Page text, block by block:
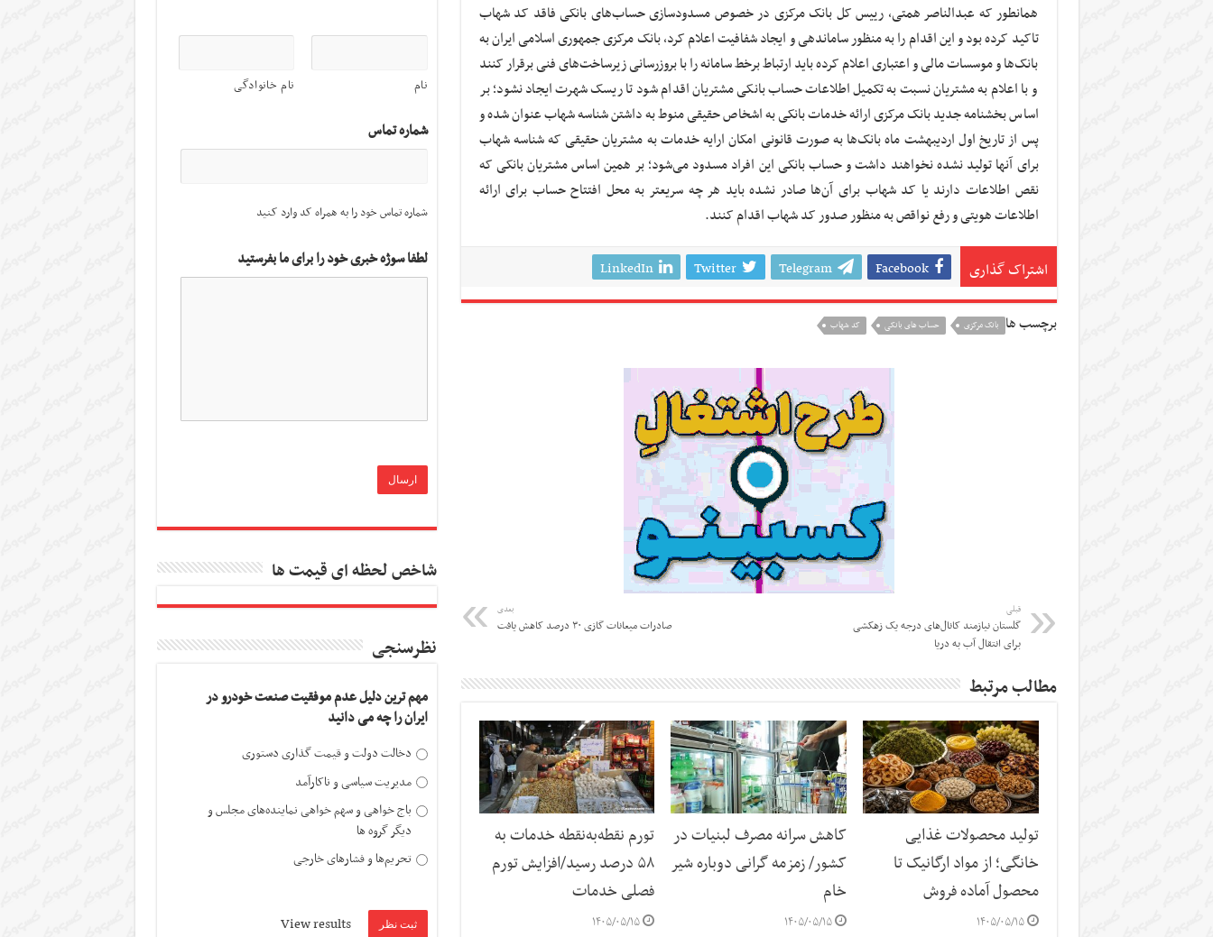
همانطور که عبدالناصر همتی، رییس کل بانک مرکزی در خصوص مسدودسازی حساب‌های بانکی فاقد کد شهاب
تاکید کرده بود و این اقدام را به منظور ساماندهی و ایجاد شفافیت اعلام کرد، بانک مرکزی جمهوری اسلامی ایران به
بانک‌ها و موسسات مالی و اعتباری اعلام کرده باید ارتباط برخط سامانه را با بروزرسانی زیرساخت‌های فنی برقرار کنند
و با اعلام به مشتریان نسبت به تکمیل اطلاعات حساب بانکی مشتریان اقدام شود تا ریسک شهرت ایجاد نشود؛ بر
اساس بخشنامه جدید بانک مرکزی ارائه خدمات بانکی به اشخاص حقیقی منوط به داشتن شناسه شهاب عنوان شده و
پس از تاریخ اول اردیبهشت ماه بانک‌ها به صورت قانونی امکان ارایه خدمات به مشتریان حقیقی که شناسه شهاب
برای آنها تولید نشده نخواهند داشت و حساب بانکی این افراد مسدود می‌شود؛ بر همین اساس مشتریان بانکی که
نقص اطلاعات دارند یا کد شهاب برای آن‌ها صادر نشده باید هر چه سریعتر به محل افتتاح حساب برای ارائه
اطلاعات هویتی و رفع نواقص به منظور صدور کد شهاب اقدام کنند.
اشتراک گذاری Facebook
Telegram
Twitter
LinkedIn
برچسب ها بانک مرکزی حساب های بانکی کد شهاب
قبلی
گلستان نیازمند کانال‌های درجه یک زهکشی
برای انتقال آب به دریا
بعدی
صادرات میعانات گازی ۳۰ درصد کاهش یافت
مطالب مرتبط
تولید محصولات غذایی
خانگی؛ از مواد ارگانیک تا
محصول آماده فروش
۱۴۰۵/۰۵/۱۵
کاهش سرانه مصرف لبنیات در
کشور/ زمزمه گرانی دوباره شیر
خام
۱۴۰۵/۰۵/۱۵
تورم نقطه‌به‌نقطه خدمات به
۵۸ درصد رسید/افزایش تورم
فصلی خدمات
۱۴۰۵/۰۵/۱۵
نام نام خانوادگی
شماره تماس
شماره تماس خود را به همراه کد وارد کنید
لطفا سوژه خبری خود را برای ما بفرستید
شاخص لحظه ای قیمت ها
نظرسنجی
مهم ترین دلیل عدم موفقیت صنعت خودرو در
ایران را چه می دانید
دخالت دولت و قیمت گذاری دستوری
مدیریت سیاسی و ناکارآمد
باج خواهی و سهم خواهی نماینده‌های مجلس و
دیگر گروه ها
تحریم‌ها و فشارهای خارجی
View results